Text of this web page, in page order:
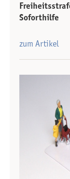
Soforthilfe
zum Artikel